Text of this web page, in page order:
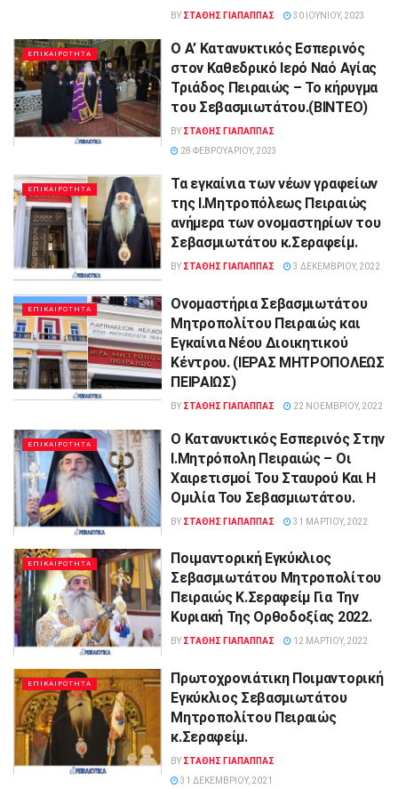
BY ΣΤΑΘΗΣ ΓΊΑΠΑΠΠΑΣ 30 ΙΟΥΝΊΟΥ, 2023
ΕΠΙΚΑΙΡΟΤΗΤΑ
Ο Α’ Κατανυκτικός Εσπερινός
στον Καθεδρικό Ιερό Ναό Αγίας
Τριάδος Πειραιώς – Το κήρυγμα
του Σεβασμιωτάτου.(BINTEO)
BY ΣΤΑΘΗΣ ΓΊΑΠΑΠΠΑΣ
28 ΦΕΒΡΟΥΑΡΊΟΥ, 2023
ΕΠΙΚΑΙΡΟΤΗΤΑ
Τα εγκαίνια των νέων γραφείων
της Ι.Μητροπόλεως Πειραιώς
ανήμερα των ονομαστηρίων του
Σεβασμιωτάτου κ.Σεραφείμ.
BY ΣΤΑΘΗΣ ΓΊΑΠΑΠΠΑΣ 3 ΔΕΚΕΜΒΡΊΟΥ, 2022
ΕΠΙΚΑΙΡΟΤΗΤΑ
Ονομαστήρια Σεβασμιωτάτου
Μητροπολίτου Πειραιώς και
Εγκαίνια Νέου Διοικητικού
Κέντρου. (ΙΕΡΑΣ ΜΗΤΡΟΠΟΛΕΩΣ
ΠΕΙΡΑΙΩΣ)
BY ΣΤΑΘΗΣ ΓΊΑΠΑΠΠΑΣ 22 ΝΟΕΜΒΡΊΟΥ, 2022
ΕΠΙΚΑΙΡΟΤΗΤΑ
O Κατανυκτικός Εσπερινός Στην
Ι.Μητρόπολη Πειραιώς – Οι
Χαιρετισμοί Του Σταυρού Και Η
Ομιλία Του Σεβασμιωτάτου.
BY ΣΤΑΘΗΣ ΓΊΑΠΑΠΠΑΣ 31 ΜΑΡΤΊΟΥ, 2022
ΕΠΙΚΑΙΡΟΤΗΤΑ
Ποιμαντορική Εγκύκλιος
Σεβασμιωτάτου Μητροπολίτου
Πειραιώς Κ.Σεραφείμ Για Την
Κυριακή Της Ορθοδοξίας 2022.
BY ΣΤΑΘΗΣ ΓΊΑΠΑΠΠΑΣ 12 ΜΑΡΤΊΟΥ, 2022
ΕΠΙΚΑΙΡΟΤΗΤΑ
Πρωτοχρονιάτικη Ποιμαντορική
Εγκύκλιος Σεβασμιωτάτου
Μητροπολίτου Πειραιώς
κ.Σεραφείμ.
BY ΣΤΑΘΗΣ ΓΊΑΠΑΠΠΑΣ
31 ΔΕΚΕΜΒΡΊΟΥ, 2021